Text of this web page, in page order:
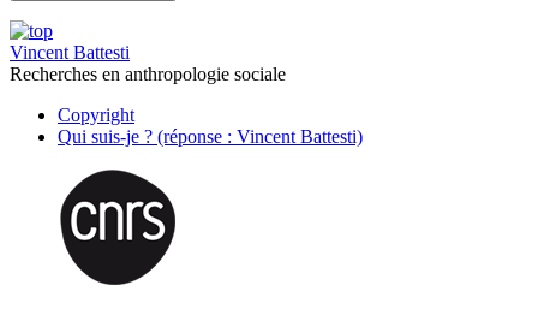
Vincent Battesti
Recherches en anthropologie sociale
Copyright
Qui suis-je ? (réponse : Vincent Battesti)